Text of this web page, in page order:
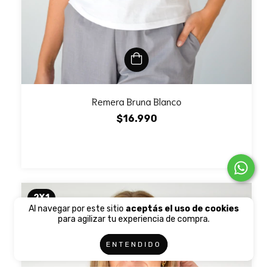
Al navegar por este sitio aceptás el uso de cookies
para agilizar tu experiencia de compra.
ENTENDIDO
Remera Bruna Blanco
$16.990
2X1